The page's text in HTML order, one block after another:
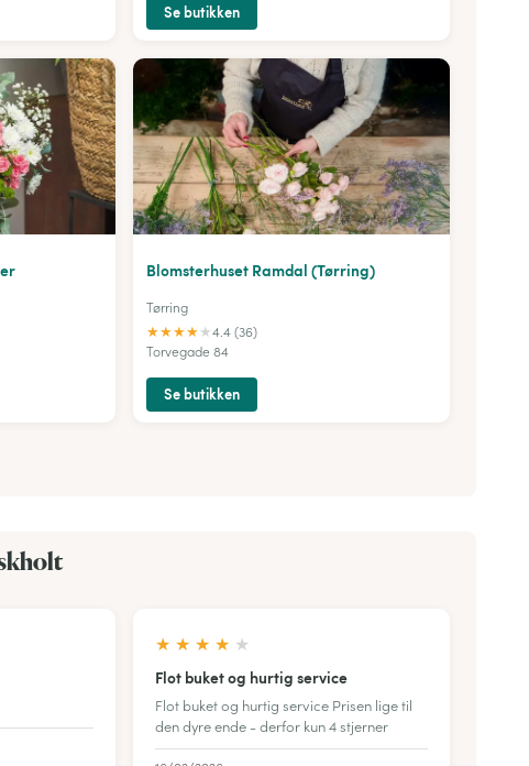
Se butikken
Blomsterhuset Ramdal (Tørring)
Tørring
★★★★★4.4 (36)
Torvegade 84
Se butikken
★ ★ ★ ★ ★
Flot buket og hurtig service
Flot buket og hurtig service Prisen lige til
den dyre ende - derfor kun 4 stjerner